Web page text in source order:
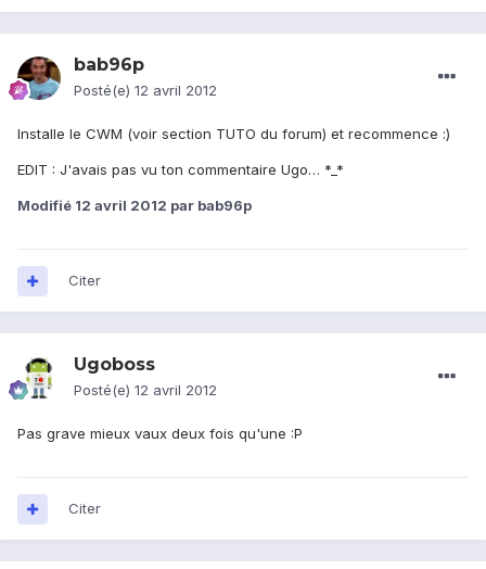
bab96p
Posté(e) 12 avril 2012
Installe le CWM (voir section TUTO du forum) et recommence :)
EDIT : J'avais pas vu ton commentaire Ugo… *_*
Modifié 12 avril 2012 par bab96p
Citer
Ugoboss
Posté(e) 12 avril 2012
Pas grave mieux vaux deux fois qu'une :P
Citer